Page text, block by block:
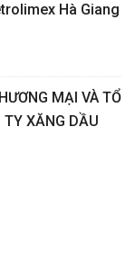
Hà Giang
MẠI VÀ TỔ
TY XĂNG DẦU